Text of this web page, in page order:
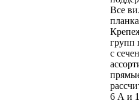
Все
групп
с
6 А и